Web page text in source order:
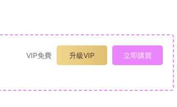
VIP免費 升級VIP 立即購買